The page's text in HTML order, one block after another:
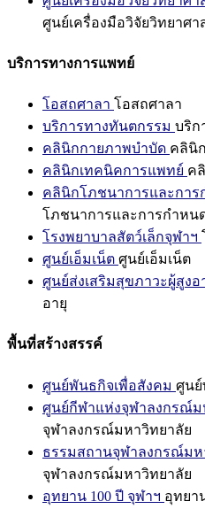
ศูนย์เครื่องมือวิจัยวิทยาศา
บริการทางการแพทย์
โอสถศาลา โอสถศาลา
บริการทางทันตกรรม บริก
คลินิกกายภาพบำบัด คลินิ
คลินิกเทคนิคการแพทย์ ค
คลินิกโภชนาการและการ
โภชนาการและการกำหน
โรงพยาบาลสัตว์เล็กจุฬาฯ
ศูนย์เอ็มเน็ต ศูนย์เอ็มเน็ต
ศูนย์ส่งเสริมสุขภาวะผู้สูงอ
อายุ
พื้นที่สร้างสรรค์
ศูนย์พันธกิจเพื่อสังคม ศูนย์
ศูนย์กีฬาแห่งจุฬาลงกรณ์ม
จุฬาลงกรณ์มหาวิทยาลัย
ธรรมสถานจุฬาลงกรณ์มห
จุฬาลงกรณ์มหาวิทยาลัย
อุทยาน 100 ปี จุฬาฯ อุทยา